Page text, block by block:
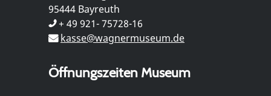
95444 Bayreuth
+ 49 921- 75728-16
kasse@wagnermuseum.de
Öffnungszeiten Museum